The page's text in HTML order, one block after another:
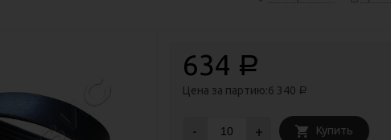
634 Р
Цена за партию:6 340 Р
- + Купить